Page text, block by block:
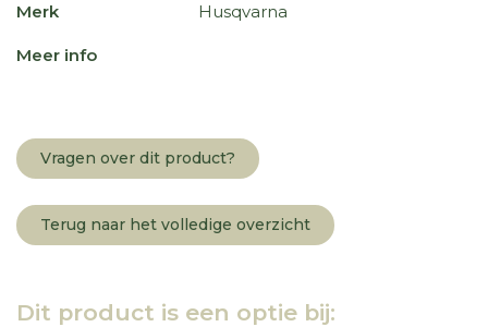
Merk
Husqvarna
Meer info
Vragen over dit product?
Terug naar het volledige overzicht
Dit product is een optie bij: